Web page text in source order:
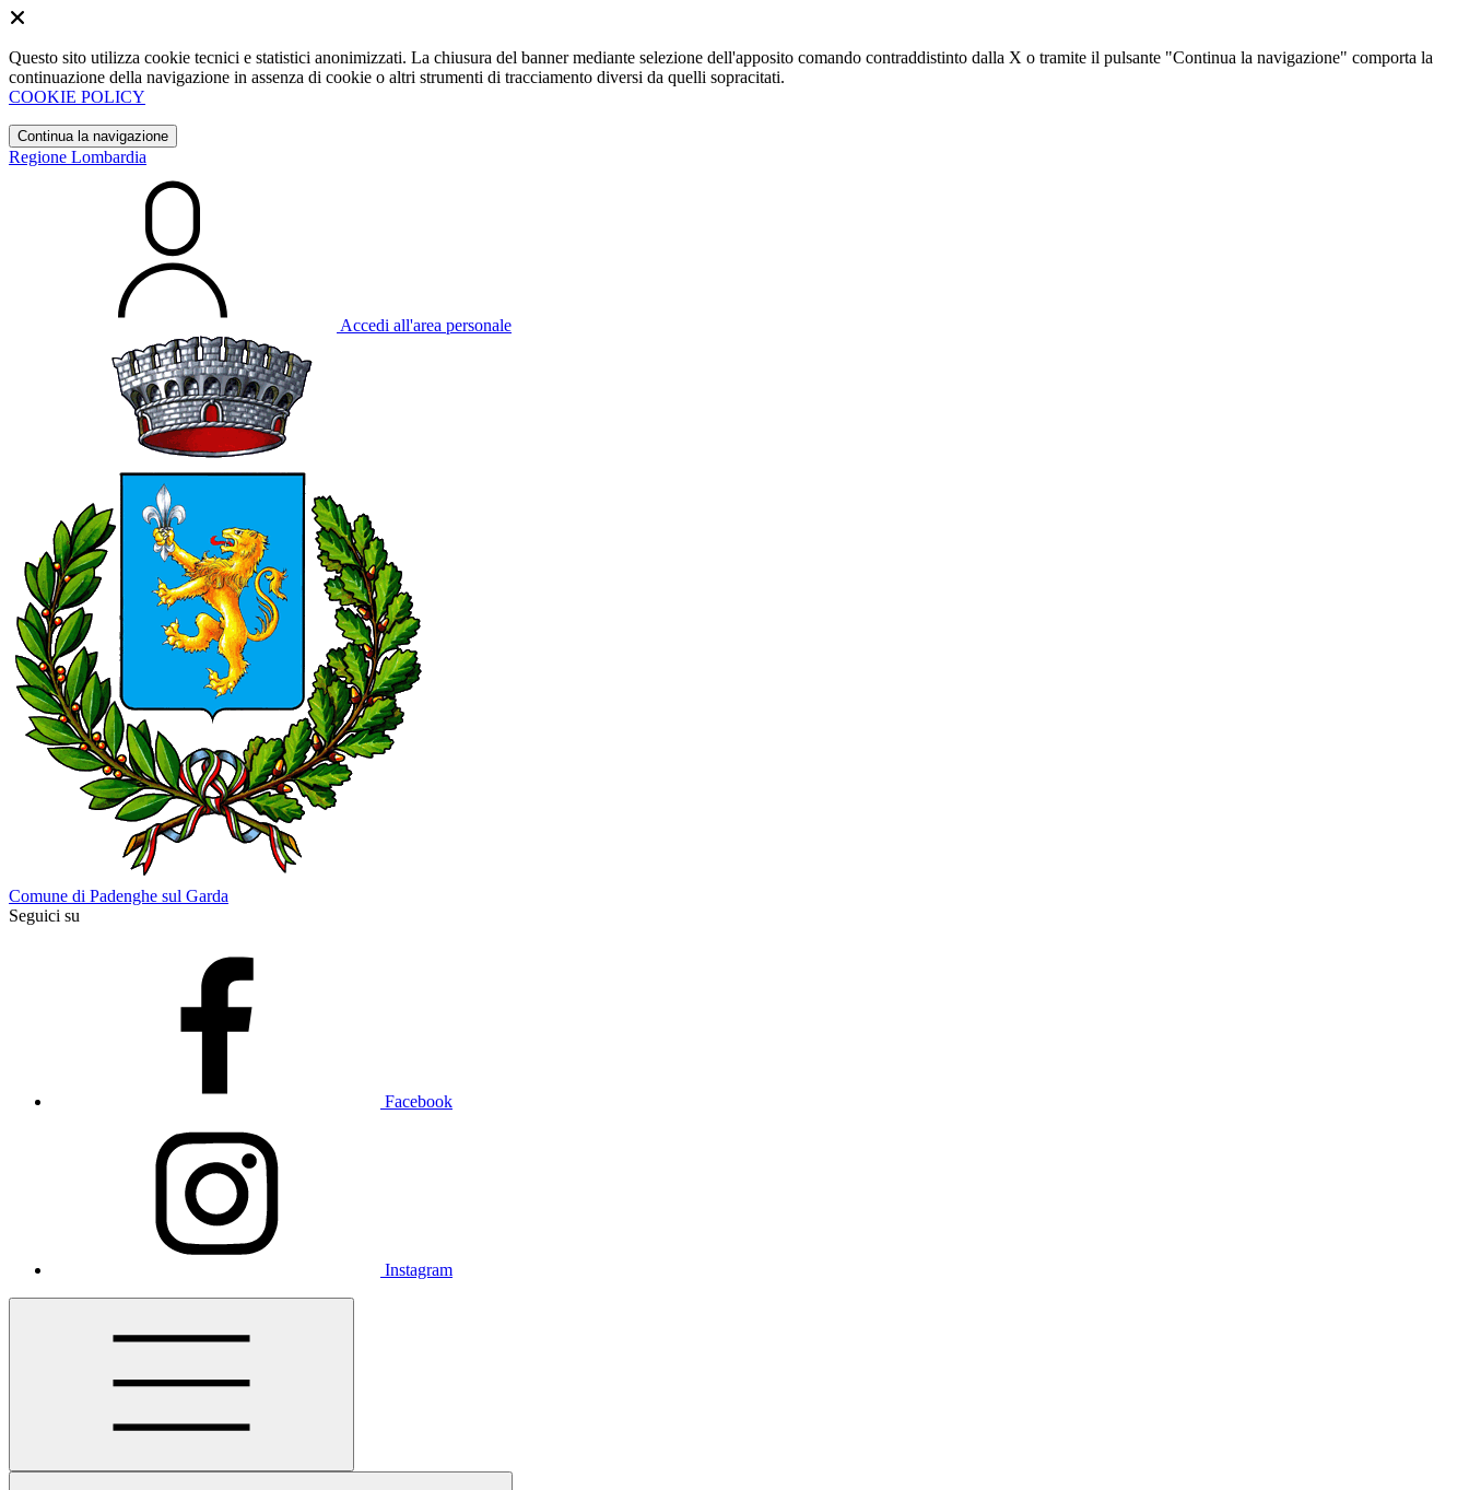
Questo sito utilizza cookie tecnici e statistici anonimizzati. La chiusura del banner mediante selezione dell'apposito comando contraddistinto dalla X o tramite il pulsante "Continua la navigazione" comporta la
continuazione della navigazione in assenza di cookie o altri strumenti di tracciamento diversi da quelli sopracitati.
COOKIE POLICY
Continua la navigazione
Regione Lombardia
Accedi all'area personale
Comune di Padenghe sul Garda
Seguici su
Facebook
Instagram